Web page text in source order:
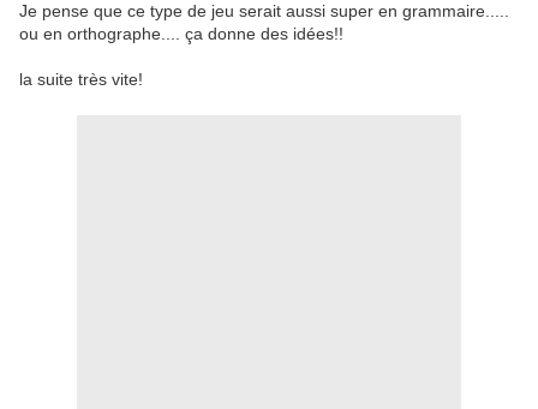
Je pense que ce type de jeu serait aussi super en grammaire.....
ou en orthographe.... ça donne des idées!!
la suite très vite!